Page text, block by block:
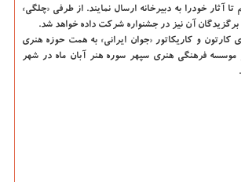
آثار خودرا به دبیرخانه ارسال نمایند. از طرفی «چلگی»
برگزیدگان آن نیز در جشنواره شركت داده خواهد شد.
كارتون و كاریكاتور «جوان ایرانی» به همت حوزه هنری
موسسه فرهنگی هنری سپهر سوره هنر آبان ماه در شهر